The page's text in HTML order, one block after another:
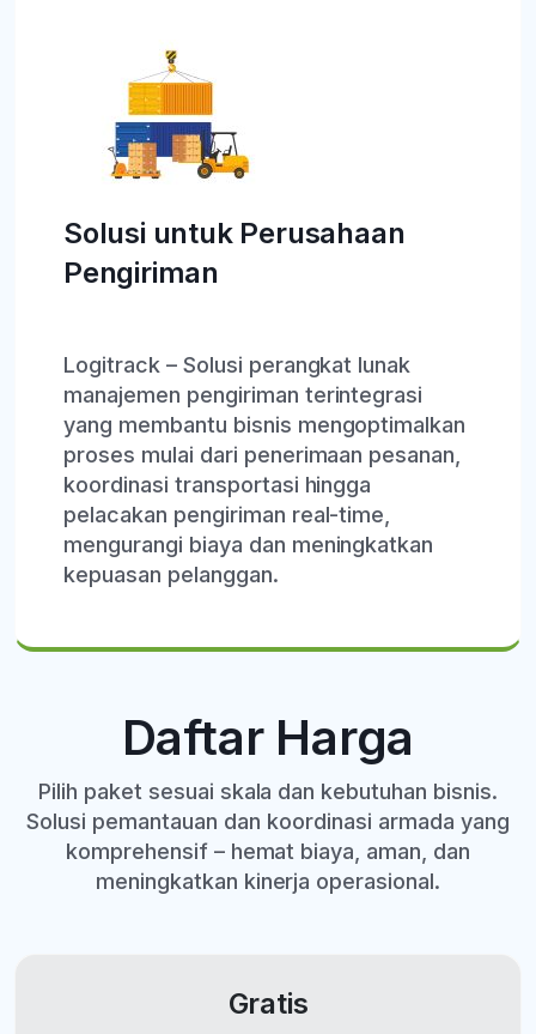
Solusi untuk Perusahaan
Pengiriman
Logitrack – Solusi perangkat lunak
manajemen pengiriman terintegrasi
yang membantu bisnis mengoptimalkan
proses mulai dari penerimaan pesanan,
koordinasi transportasi hingga
pelacakan pengiriman real-time,
mengurangi biaya dan meningkatkan
kepuasan pelanggan.
Daftar Harga
Pilih paket sesuai skala dan kebutuhan bisnis.
Solusi pemantauan dan koordinasi armada yang
komprehensif – hemat biaya, aman, dan
meningkatkan kinerja operasional.
Gratis